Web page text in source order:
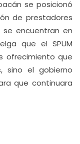
se posicionó
de prestadores
se encuentran en
que el SPUM
ofrecimiento que
sino el gobierno
que continuara